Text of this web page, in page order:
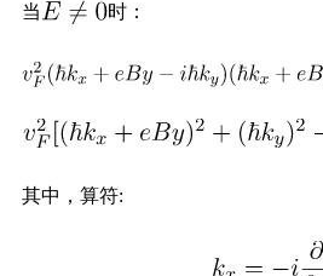
当 时：
其中，算符: